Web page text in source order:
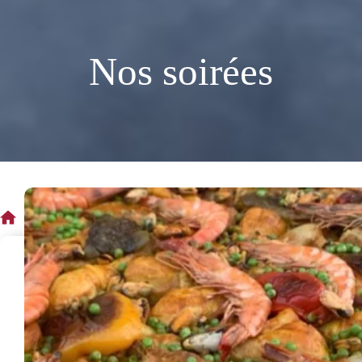
Nos soirées
Accueil
Nos Soirées